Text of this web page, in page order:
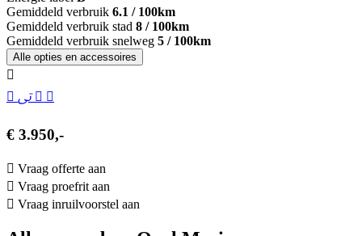
Gemiddeld verbruik 6.1 / 100km
Gemiddeld verbruik stad 8 / 100km
Gemiddeld verbruik snelweg 5 / 100km
Alle opties en accessoires
€ 3.950,-
Vraag offerte aan
Vraag proefrit aan
Vraag inruilvoorstel aan